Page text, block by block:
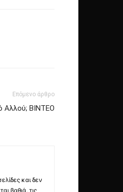
Επόμενο άρθρο
Αλλού; ΒΙΝΤΕΟ
και δεν
βαθιά, τις